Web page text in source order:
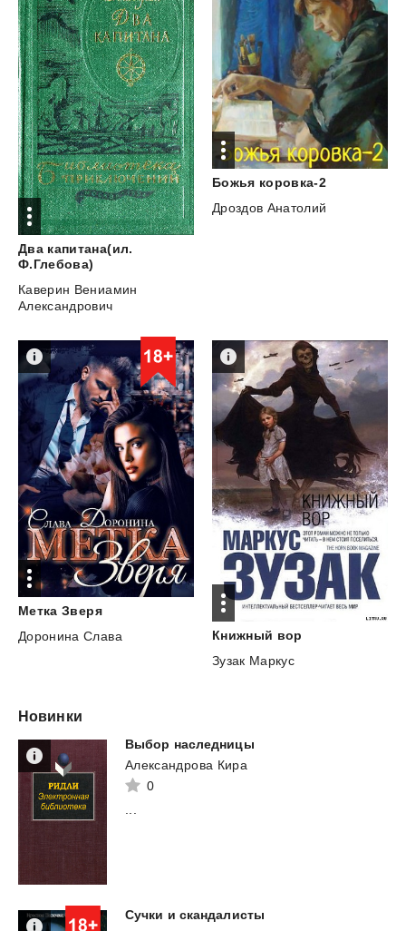
Два капитана(ил.
Ф.Глебова)
Каверин Вениамин
Александрович
Божья коровка-2
Дроздов Анатолий
Метка Зверя
Доронина Слава
Книжный вор
Зузак Маркус
Новинки
Выбор наследницы
Александрова Кира
0
Сучки и скандалисты